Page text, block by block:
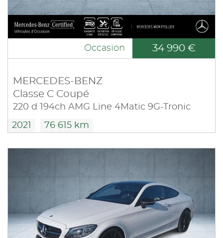
Occasion 34 990 €
MERCEDES-BENZ
Classe C Coupé
220 d 194ch AMG Line 4Matic 9G-Tronic
2021 76 615 km